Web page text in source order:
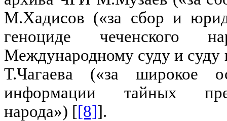
М.Хадисов («за сбор и
геноциде чеченского
Международному суду и суду
Т.Чагаева («за широкое
информации тайных
народа») [[8]].